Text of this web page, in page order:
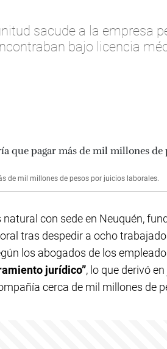
sacude a la empresa
bajo licencia
de mil millones de pesos por juicios laborales.
con sede en Neuquén,
tras despedir a ocho
los abogados de los
jurídico”, lo que derivó
cerca de mil millones de